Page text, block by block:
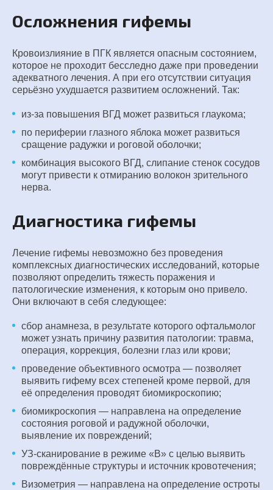
Осложнения гифемы
Кровоизлияние в ПГК является опасным состоянием,
которое не проходит бесследно даже при проведении
адекватного лечения. А при его отсутствии ситуация
серьёзно ухудшается развитием осложнений. Так:
из-за повышения ВГД может развиться глаукома;
по периферии глазного яблока может развиться
сращение радужки и роговой оболочки;
комбинация высокого ВГД, слипание стенок сосудов
могут привести к отмиранию волокон зрительного
нерва.
Диагностика гифемы
Лечение гифемы невозможно без проведения
комплексных диагностических исследований, которые
позволяют определить тяжесть поражения и
патологические изменения, к которым оно привело.
Они включают в себя следующее:
сбор анамнеза, в результате которого офтальмолог
может узнать причину развития патологии: травма,
операция, коррекция, болезни глаз или крови;
проведение объективного осмотра — позволяет
выявить гифему всех степеней кроме первой, для
её определения проводят биомикроскопию;
биомикроскопия — направлена на определение
состояния роговой и радужной оболочки,
выявление их повреждений;
УЗ-сканирование в режиме «В» с целью выявить
повреждённые структуры и источник кровотечения;
Визометрия — направлена на определение остроты